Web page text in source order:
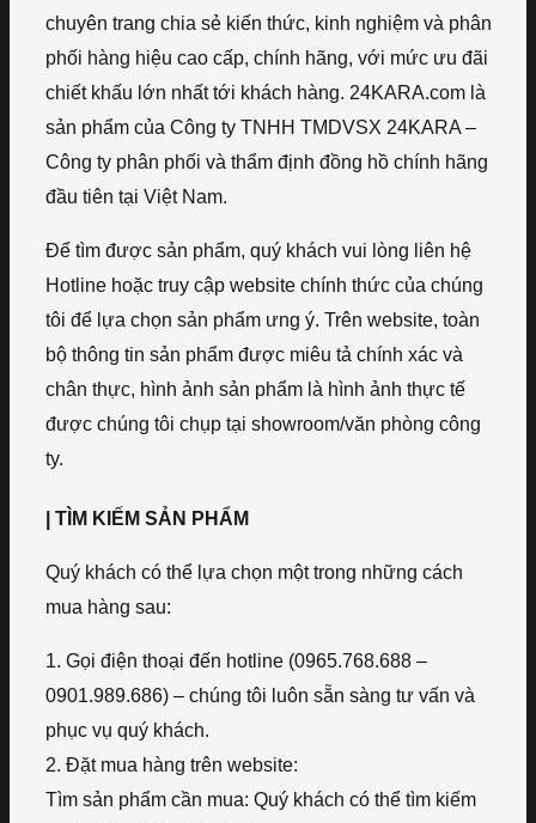
chuyên trang chia sẻ kiến thức, kinh nghiệm và phân
phối hàng hiệu cao cấp, chính hãng, với mức ưu đãi
chiết khấu lớn nhất tới khách hàng. 24KARA.com là
sản phẩm của Công ty TNHH TMDVSX 24KARA –
Công ty phân phối và thẩm định đồng hồ chính hãng
đầu tiên tại Việt Nam.
Để tìm được sản phẩm, quý khách vui lòng liên hệ
Hotline hoặc truy cập website chính thức của chúng
tôi để lựa chọn sản phẩm ưng ý. Trên website, toàn
bộ thông tin sản phẩm được miêu tả chính xác và
chân thực, hình ảnh sản phẩm là hình ảnh thực tế
được chúng tôi chụp tại showroom/văn phòng công
ty.
| TÌM KIẾM SẢN PHẨM
Quý khách có thể lựa chọn một trong những cách
mua hàng sau:
1. Gọi điện thoại đến hotline (0965.768.688 –
0901.989.686) – chúng tôi luôn sẵn sàng tư vấn và
phục vụ quý khách.
2. Đặt mua hàng trên website:
Tìm sản phẩm cần mua: Quý khách có thể tìm kiếm